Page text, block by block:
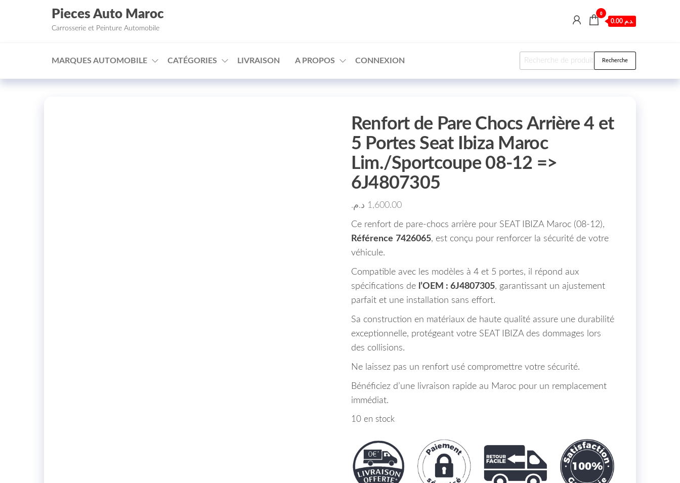
□
Aller au contenu
Pieces Auto Maroc
Carrosserie et Peinture Automobile
0
0.00 د.م.
MARQUES AUTOMOBILE CATÉGORIES LIVRAISON A PROPOS CONNEXION Recherche pour : Recherche
Renfort de Pare Chocs Arrière 4 et
5 Portes Seat Ibiza Maroc
Lim./Sportcoupe 08-12 =>
6J4807305
1,600.00 د.م.
Ce renfort de pare-chocs arrière pour SEAT IBIZA Maroc (08-12),
Référence 7426065, est conçu pour renforcer la sécurité de votre
véhicule.
Compatible avec les modèles à 4 et 5 portes, il répond aux
spécifications de l’OEM : 6J4807305, garantissant un ajustement
parfait et une installation sans effort.
Sa construction en matériaux de haute qualité assure une durabilité
exceptionnelle, protégeant votre SEAT IBIZA des dommages lors
des collisions.
Ne laissez pas un renfort usé compromettre votre sécurité.
Bénéficiez d’une livraison rapide au Maroc pour un remplacement
immédiat.
10 en stock